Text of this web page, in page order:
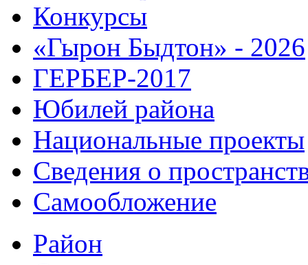
Конкурсы
«Гырон Быдтон» - 2026
ГЕРБЕР-2017
Юбилей района
Национальные проекты
Сведения о
Самообложение
Район